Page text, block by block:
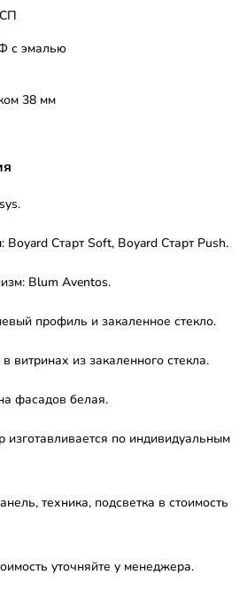
с эмалью
38 мм
Старт Soft, Boyard Старт Push.
Blum Aventos.
профиль и закаленное стекло.
витринах из закаленного стекла.
фасадов белая.
изготавливается по индивидуальным
техника, подсветка в стоимость
уточняйте у менеджера.